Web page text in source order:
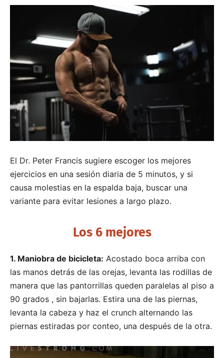
El Dr. Peter Francis sugiere escoger los mejores
ejercicios en una sesión diaria de 5 minutos, y si
causa molestias en la espalda baja, buscar una
variante para evitar lesiones a largo plazo.
Los 6 mejores
1. Maniobra de bicicleta: Acostado boca arriba con
las manos detrás de las orejas, levanta las rodillas de
manera que las pantorrillas queden paralelas al piso a
90 grados , sin bajarlas. Estira una de las piernas,
levanta la cabeza y haz el crunch alternando las
piernas estiradas por conteo, una después de la otra.